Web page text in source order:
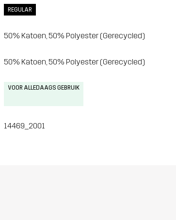
REGULAR
50% Katoen, 50% Polyester (Gerecycled)
50% Katoen, 50% Polyester (Gerecycled)
VOOR ALLEDAAGS GEBRUIK
14469_2001